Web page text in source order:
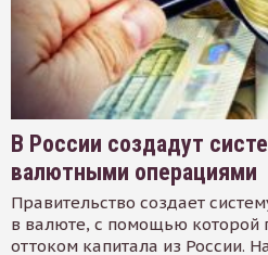
В России создадут
валютными операциями
Правительство создает
в валюте, с помощью которой
оттоком капитала из России.